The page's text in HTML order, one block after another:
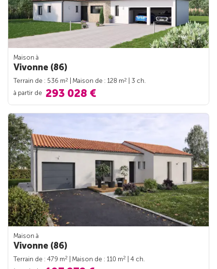
Maison à
Vivonne (86)
Terrain de : 536 m2 | Maison de : 128 m2
| 3 ch.
à partir de 293 028 €
Maison à
Vivonne (86)
Terrain de : 479 m2 | Maison de : 110 m2
| 4 ch.